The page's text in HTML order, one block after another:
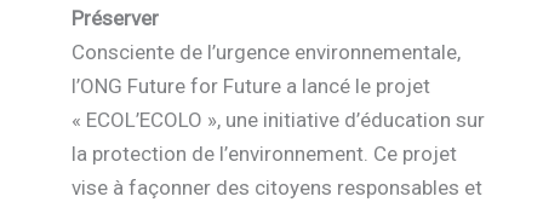
Préserver
Consciente de l’urgence environnementale,
l’ONG Future for Future a lancé le projet
« ECOL’ECOLO », une initiative d’éducation sur
la protection de l’environnement. Ce projet
vise à façonner des citoyens responsables et